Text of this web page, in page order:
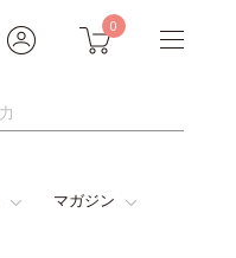
0
マガジン